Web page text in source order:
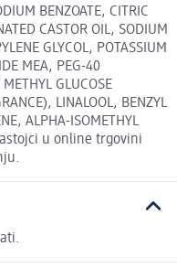
BENZOATE, CITRIC
CASTOR OIL, SODIUM
GLYCOL, POTASSIUM
MEA, PEG-40
GLUCOSE
LINALOOL, BENZYL
ALPHA-ISOMETHYL
sastojci u online trgovini